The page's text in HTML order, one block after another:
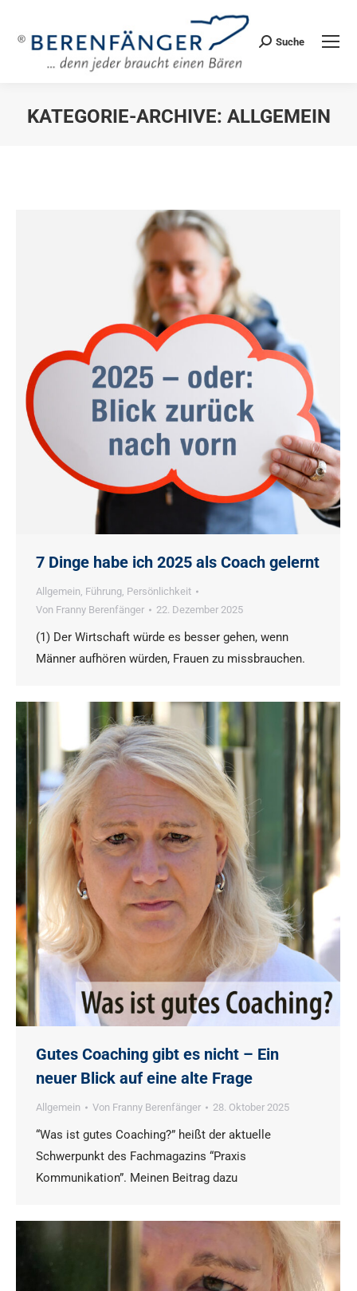
Search:
Suche
KATEGORIE-ARCHIVE: ALLGEMEIN
7 Dinge habe ich 2025 als Coach gelernt
Allgemein, Führung, Persönlichkeit
Von Franny Berenfänger 22. Dezember 2025
(1) Der Wirtschaft würde es besser gehen, wenn
Männer aufhören würden, Frauen zu missbrauchen.
Gutes Coaching gibt es nicht – Ein
neuer Blick auf eine alte Frage
Allgemein Von Franny Berenfänger 28. Oktober 2025
“Was ist gutes Coaching?” heißt der aktuelle
Schwerpunkt des Fachmagazins “Praxis
Kommunikation”. Meinen Beitrag dazu